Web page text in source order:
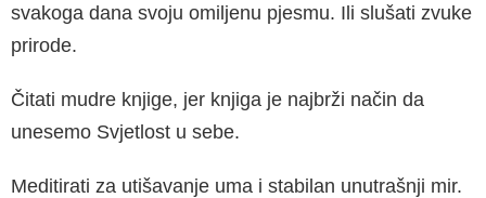
svakoga dana svoju omiljenu pjesmu. Ili slušati zvuke
prirode.
Čitati mudre knjige, jer knjiga je najbrži način da
unesemo Svjetlost u sebe.
Meditirati za utišavanje uma i stabilan un­utrašnji mir.